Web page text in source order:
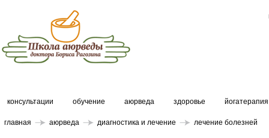
консультации обучение аюрведа здоровье йогатерапия
главная аюрведа диагностика и лечение лечение болезней